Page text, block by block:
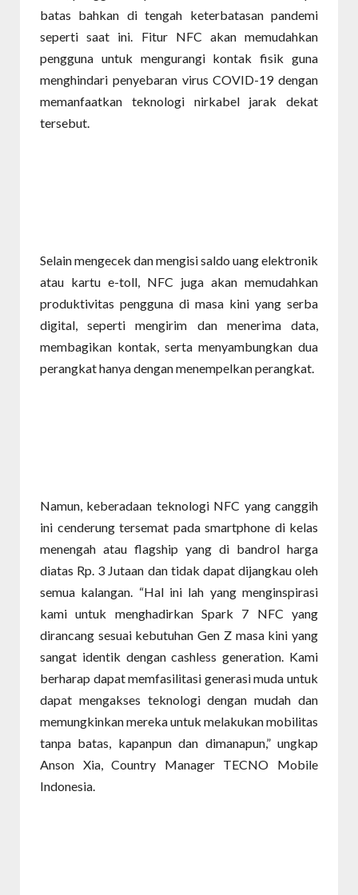
batas bahkan di tengah keterbatasan pandemi
seperti saat ini. Fitur NFC akan memudahkan
pengguna untuk mengurangi kontak fisik guna
menghindari penyebaran virus COVID-19 dengan
memanfaatkan teknologi nirkabel jarak dekat
tersebut.
Selain mengecek dan mengisi saldo uang elektronik
atau kartu e-toll, NFC juga akan memudahkan
produktivitas pengguna di masa kini yang serba
digital, seperti mengirim dan menerima data,
membagikan kontak, serta menyambungkan dua
perangkat hanya dengan menempelkan perangkat.
Namun, keberadaan teknologi NFC yang canggih
ini cenderung tersemat pada smartphone di kelas
menengah atau flagship yang di bandrol harga
diatas Rp. 3 Jutaan dan tidak dapat dijangkau oleh
semua kalangan. “Hal ini lah yang menginspirasi
kami untuk menghadirkan Spark 7 NFC yang
dirancang sesuai kebutuhan Gen Z masa kini yang
sangat identik dengan cashless generation. Kami
berharap dapat memfasilitasi generasi muda untuk
dapat mengakses teknologi dengan mudah dan
memungkinkan mereka untuk melakukan mobilitas
tanpa batas, kapanpun dan dimanapun,” ungkap
Anson Xia, Country Manager TECNO Mobile
Indonesia.